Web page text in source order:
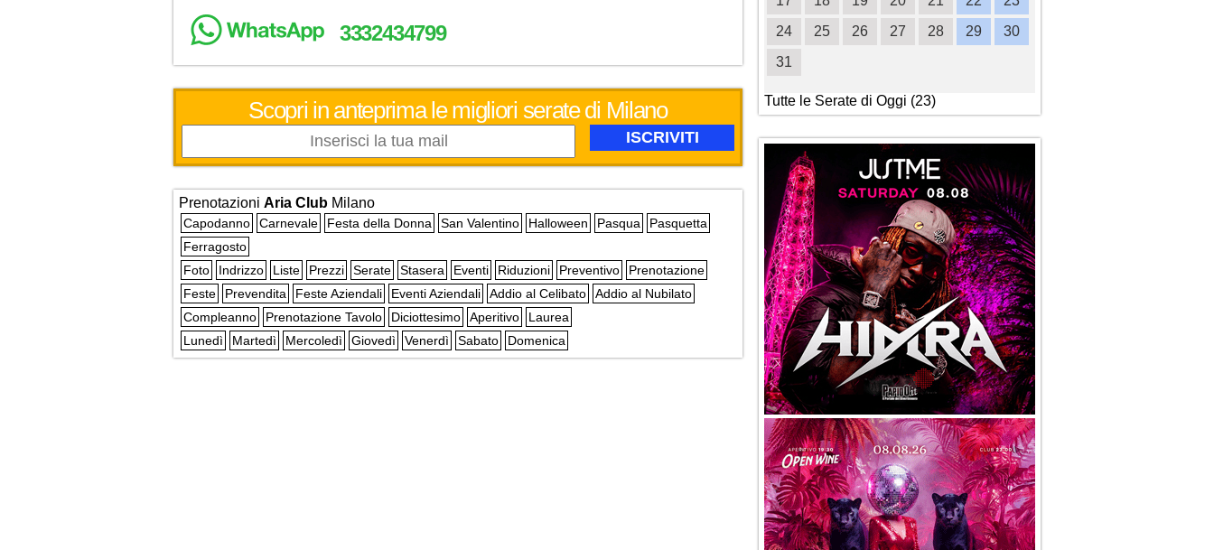
3332434799
Scopri in anteprima le migliori serate di Milano
Prenotazioni Aria Club Milano
Capodanno Carnevale Festa della Donna San Valentino Halloween Pasqua
Pasquetta
Ferragosto
Foto
Indrizzo Liste Prezzi Serate Stasera Eventi Riduzioni Preventivo
Prenotazione
Feste
Prevendita Feste Aziendali Eventi Aziendali Addio al Celibato
Addio al Nubilato
Compleanno
Prenotazione Tavolo Diciottesimo Aperitivo
Laurea
Lunedì
Martedì Mercoledì Giovedì Venerdì Sabato Domenica
24
25 26 27 28 29
30
31
Tutte le Serate di Oggi (23)